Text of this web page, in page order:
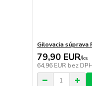
Gilovacia súprava
79,90 EUR/ks
64,96 EUR bez DPH